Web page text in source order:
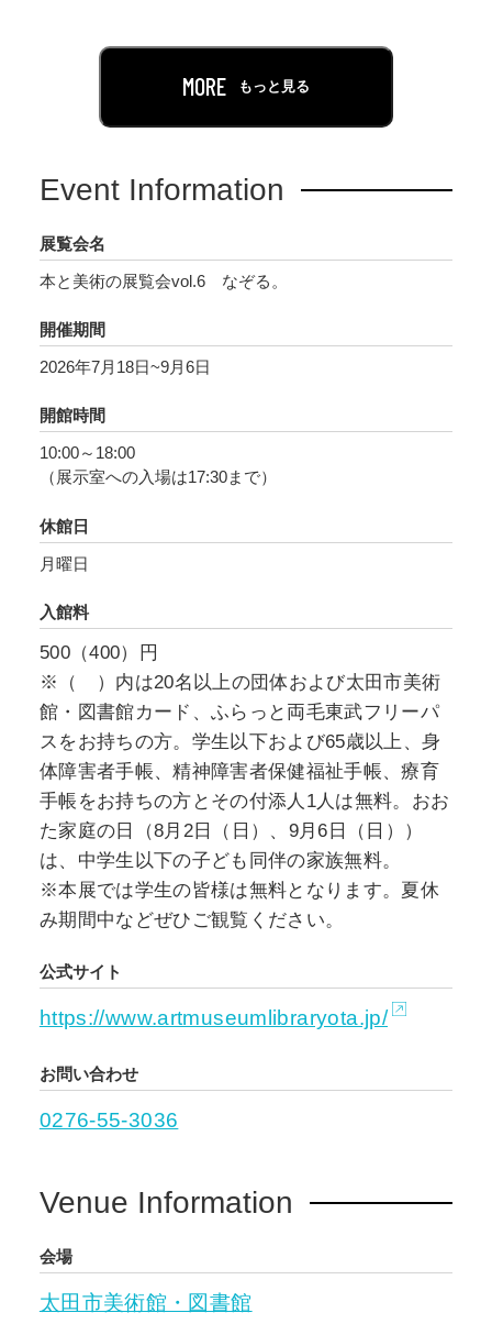
ぞる」ことで生み出された作品を展示します。
本展における「なぞる」とは、それぞれの仕方
折笠良は文学作品を、松元悠は社会に広まる事
ンスタレーション、アニメーション、リトグラ
フ、漫画等、多岐にわたります。インターネッ
がたくなった昨今、⾔葉やイメージはまたたく
間に消費され、アルゴリズムのなかに組み込ま
れて、次なる消費へと誘います。本展は、⾔葉
とそれによるイメージの現れ方にゆっくりと向
き合い、改めて⾔葉の持つ想像／創造性に想い
を寄せる機会となることを願い開催します。
MORE もっと見る
Event Information
展覧会名
本と美術の展覧会vol.6 なぞる。
開催期間
2026年7月18日~9月6日
開館時間
10:00～18:00
（展示室への入場は17:30まで）
休館日
月曜日
入館料
500（400）円
※（ ）内は20名以上の団体および太田市美術
館・図書館カード、ふらっと両毛東武フリーパ
スをお持ちの方。学生以下および65歳以上、身
体障害者手帳、精神障害者保健福祉手帳、療育
手帳をお持ちの方とその付添人1人は無料。おお
た家庭の日（8月2日（日）、9月6日（日））
は、中学生以下の子ども同伴の家族無料。
※本展では学生の皆様は無料となります。夏休
み期間中などぜひご観覧ください。
公式サイト
https://www.artmuseumlibraryota.jp/
お問い合わせ
0276-55-3036
Venue Information
会場
太田市美術館・図書館